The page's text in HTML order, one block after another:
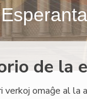
de la
omaĝe al la